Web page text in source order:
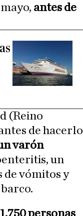
antes de
(Reino
de hacerlo
varón
un
de vómitos y